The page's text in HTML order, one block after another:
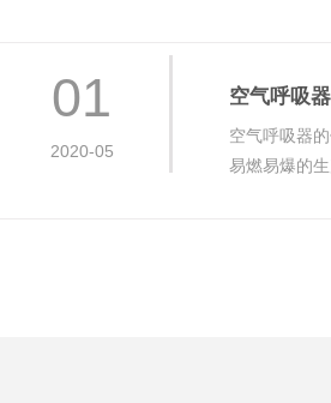
01
2020-05
空气呼吸
空气呼吸器
易燃易爆的生